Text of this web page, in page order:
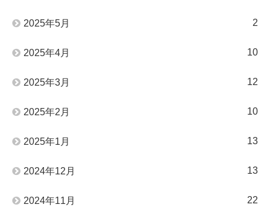
2025年5月 2
2025年4月 10
2025年3月 12
2025年2月 10
2025年1月 13
2024年12月 13
2024年11月 22